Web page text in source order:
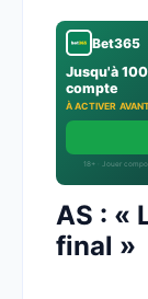
Bet365
Jusqu'à
compte
À ACTIVER
18+ · Jouer
AS : «
final »